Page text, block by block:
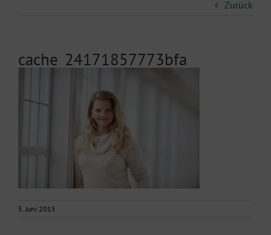
Zurück
cache_24171857773bfa
5. Juni 2015